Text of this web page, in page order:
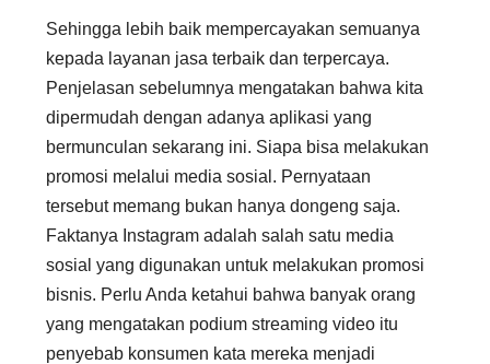
Sehingga lebih baik mempercayakan semuanya
kepada layanan jasa terbaik dan terpercaya.
Penjelasan sebelumnya mengatakan bahwa kita
dipermudah dengan adanya aplikasi yang
bermunculan sekarang ini. Siapa bisa melakukan
promosi melalui media sosial. Pernyataan
tersebut memang bukan hanya dongeng saja.
Faktanya Instagram adalah salah satu media
sosial yang digunakan untuk melakukan promosi
bisnis. Perlu Anda ketahui bahwa banyak orang
yang mengatakan podium streaming video itu
penyebab konsumen kata mereka menjadi